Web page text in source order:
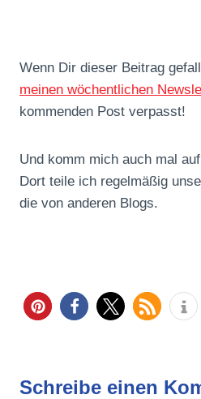
Wenn Dir dieser Beitrag
meinen wöchentlichen
kommenden Post verpasst!
Und komm mich auch mal auf
Dort teile ich regelmäßig
die von anderen Blogs.
Schreibe einen